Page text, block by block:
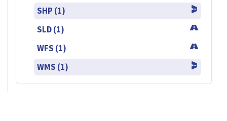
SHP (1)
SLD (1)
WFS (1)
WMS (1)